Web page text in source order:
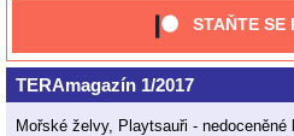
STAŇTE SE
TERAmagazín 1/2017
Mořské želvy, Playtsauři -